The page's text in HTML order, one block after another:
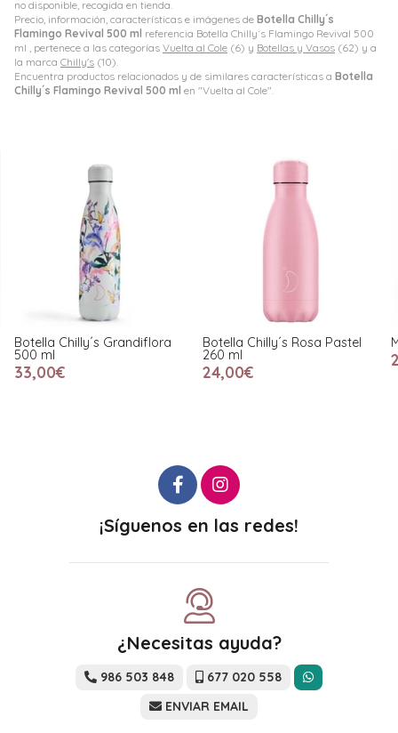
no disponible, recogida en tienda.
Precio, información, características e imágenes de Botella Chilly´s
Flamingo Revival 500 ml referencia Botella Chilly´s Flamingo Revival 500
ml , pertenece a las categorías Vuelta al Cole (6) y Botellas y Vasos (62) y a
la marca Chilly's (10).
Encuentra productos relacionados y de similares características a Botella
Chilly´s Flamingo Revival 500 ml en "Vuelta al Cole".
Botella Chilly´s Grandiflora
500 ml
33,00€
Botella Chilly´s Rosa Pastel
260 ml
24,00€
¡Síguenos en las redes!
¿Necesitas ayuda?
986 503 848
677 020 558
ENVIAR EMAIL